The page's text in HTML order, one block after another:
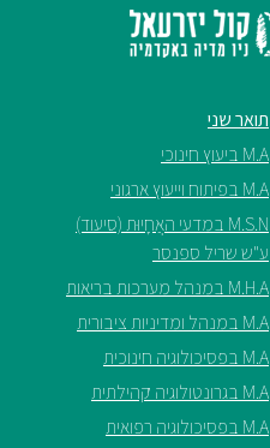
תואר שני
M.A ביעוץ חינוכי
M.A בפיתוח וייעוץ ארגוני
M.S.N במדעי האֲחָיוּת (סיעוד)
ע"ש שריל ספנסר
M.H.A במנהל מערכות בריאות
M.A במנהל ומדיניות ציבורית
M.A בפסיכולוגיה חינוכית
M.A בגרונטולוגיה קהילתית
M.A בפסיכולוגיה רפואית